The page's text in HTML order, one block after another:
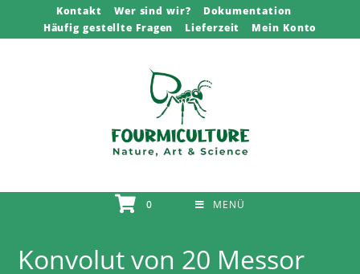
Kontakt Wer sind wir?
Dokumentation
Häufig gestellte Fragen
Lieferzeit Mein Konto
0 MENÜ
Konvolut von 20 Messor